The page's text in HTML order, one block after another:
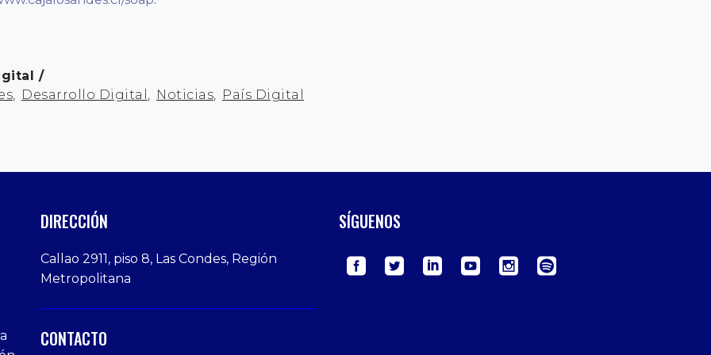
, Desarrollo Digital , Noticias, País Digital
DIRECCIÓN
Callao 2911, piso 8, Las Condes, Región
Metropolitana
CONTACTO
SÍGUENOS